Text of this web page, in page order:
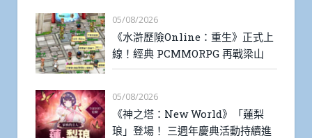
05/08/2026
《水滸歷險Online：重生》正式上
線！經典 PCMMORPG 再戰梁山
05/08/2026
《神之塔：New World》「蓮梨
琅」登場！ 三週年慶典活動持續進